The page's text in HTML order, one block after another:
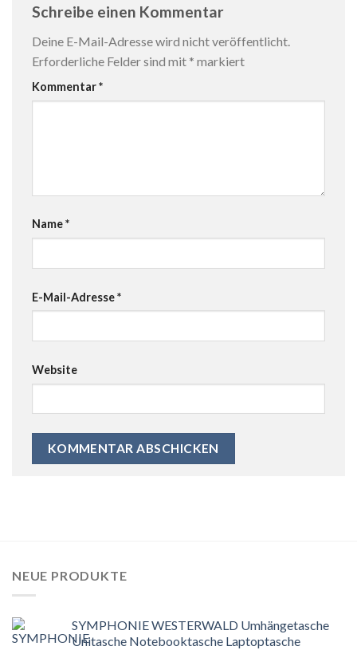
Schreibe einen Kommentar
Deine E-Mail-Adresse wird nicht veröffentlicht.
Erforderliche Felder sind mit * markiert
Kommentar*
Name*
E-Mail-Adresse*
Website
NEUE PRODUKTE
SYMPHONIE WESTERWALD Umhängetasche
Unitasche Notebooktasche Laptoptasche